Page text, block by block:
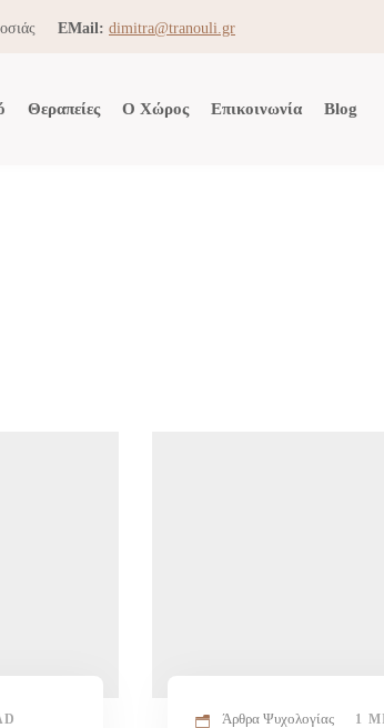
EMail: dimitra@tranouli.gr
Θεραπείες Ο Χώρος Επικοινωνία Blog
Άρθρα Ψυχολογίας 1